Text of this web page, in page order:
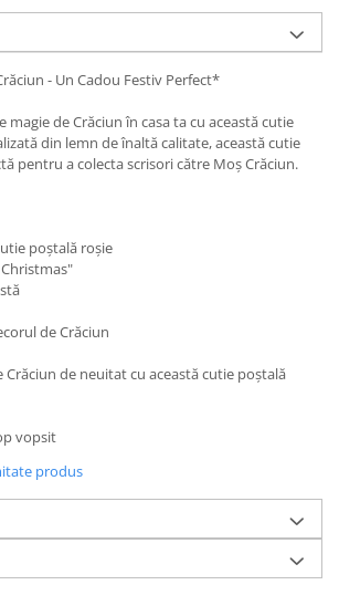
Highlighter
- Un Cadou Festiv Perfect*
magie de Crăciun în casa ta cu această cutie
din lemn de înaltă calitate, această cutie
pentru a colecta scrisori către Moș Crăciun.
poștală roșie
de Crăciun
Crăciun de neuitat cu această cutie poștală
vopsit
produs